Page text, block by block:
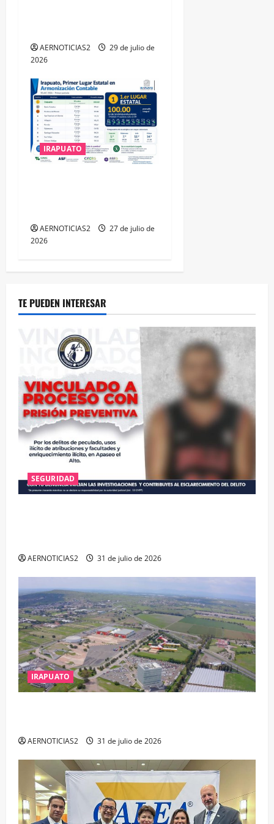
AERNOTICIAS2
29 de julio de
2026
IRAPUATO
AERNOTICIAS2
27 de julio de
2026
TE PUEDEN INTERESAR
SEGURIDAD
AERNOTICIAS2 31 de julio de 2026
IRAPUATO
AERNOTICIAS2 31 de julio de 2026